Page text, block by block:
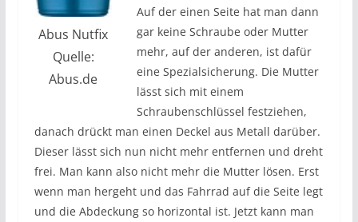
Abus Nutfix
Quelle:
Abus.de
Auf der einen Seite hat man dann
gar keine Schraube oder Mutter
mehr, auf der anderen, ist dafür
eine Spezialsicherung. Die Mutter
lässt sich mit einem
Schraubenschlüssel festziehen,
danach drückt man einen Deckel aus Metall darüber.
Dieser lässt sich nun nicht mehr entfernen und dreht
frei. Man kann also nicht mehr die Mutter lösen. Erst
wenn man hergeht und das Fahrrad auf die Seite legt
und die Abdeckung so horizontal ist. Jetzt kann man